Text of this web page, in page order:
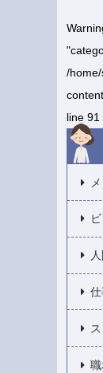
/home/
line 91